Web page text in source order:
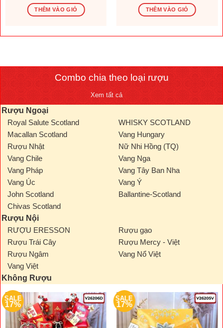
là:
1.569.600 ₫.
THÊM VÀO GIỎ
là:
276.000 ₫.
THÊM VÀO GIỎ
Combo chia theo loại rượu
Xem tất cả
Rượu Ngoại
Royal Salute Scotland
WHISKY SCOTLAND
Macallan Scotland
Vang Hungary
Rượu Nhật
Nữ Nhi Hồng (TQ)
Vang Chile
Vang Nga
Vang Pháp
Vang Tây Ban Nha
Vang Úc
Vang Ý
John Scotland
Ballantine-Scotland
Chivas Scotland
Rượu Nội
RƯỢU ERESSON
Rượu gạo
Rượu Trái Cây
Rượu Mercy - Việt
Rượu Ngâm
Vang Nổ Việt
Vang Việt
Không Rượu
SALE
17%
SALE
17%